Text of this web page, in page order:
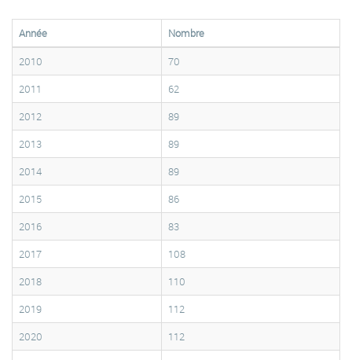
Année
Nombre
2010
70
2011
62
2012
89
2013
89
2014
89
2015
86
2016
83
2017
108
2018
110
2019
112
2020
112